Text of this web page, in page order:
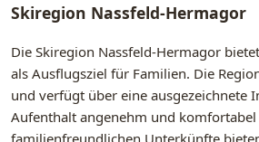
Skiregion Nassfeld-Hermagor
Die Skiregion Nassfeld-Hermagor
als Ausflugsziel für Familien. Die
und verfügt über eine ausgezeichnete
Aufenthalt angenehm und komfortabel